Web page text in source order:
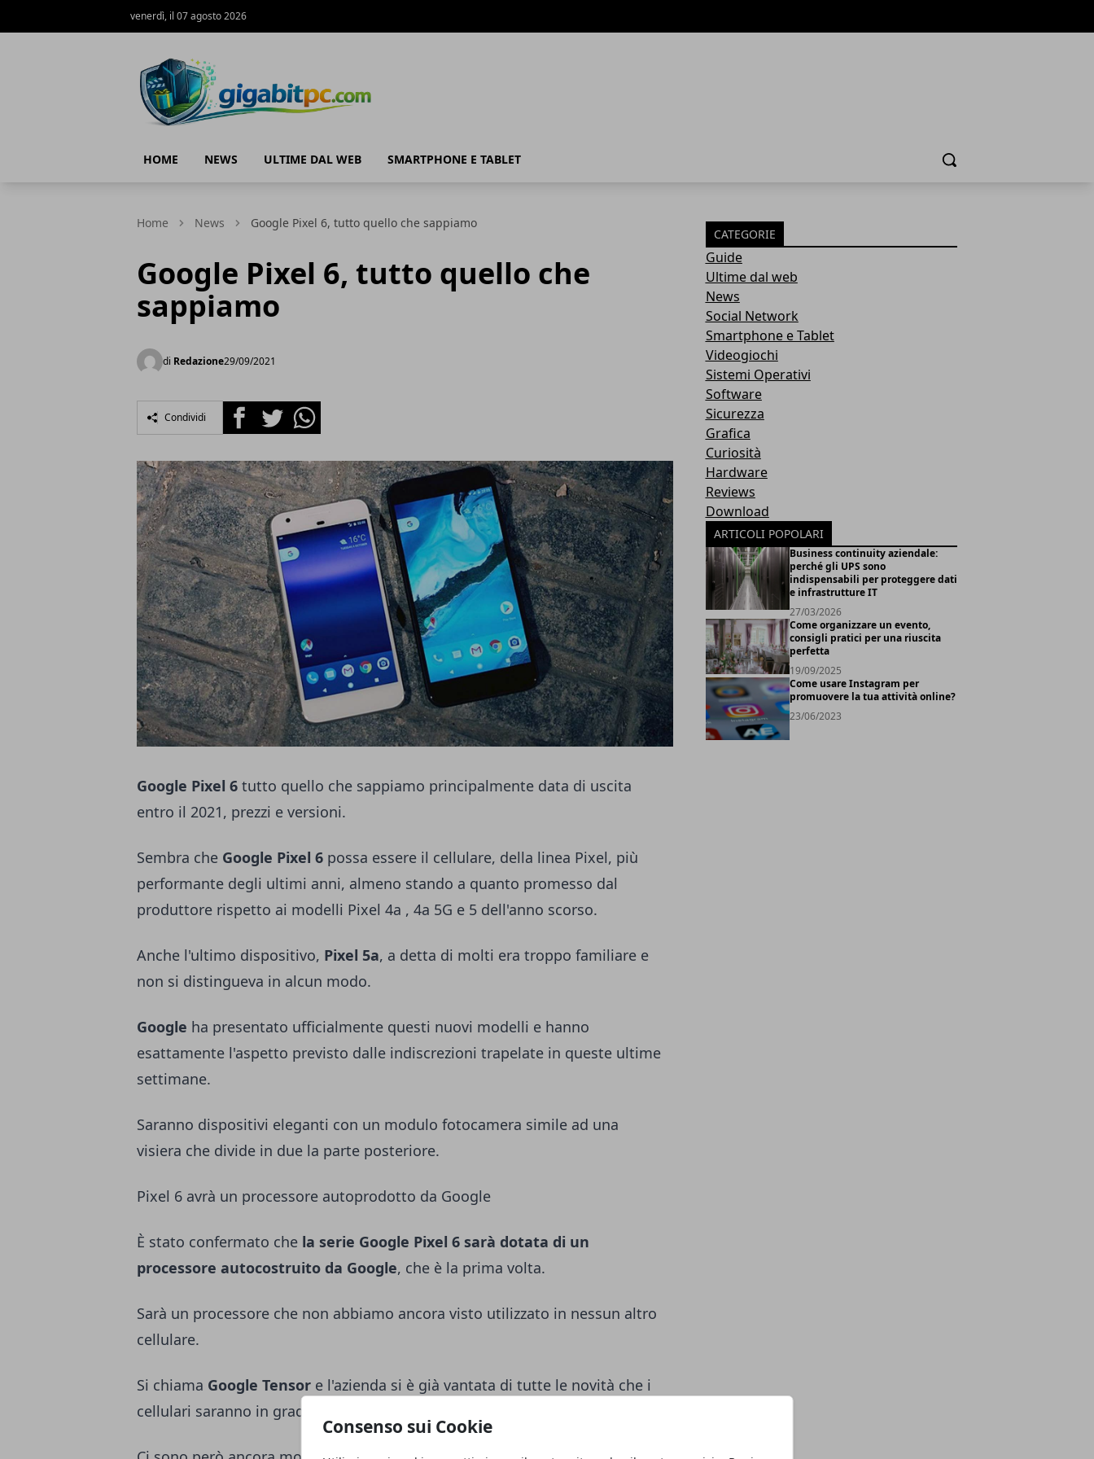
Consenso sui Cookie
venerdì, il 07 agosto 2026
HOME NEWS ULTIME DAL WEB SMARTPHONE E TABLET Cerca
Home News Google Pixel 6, tutto quello che sappiamo
Google Pixel 6, tutto quello che
sappiamo
di Redazione29/09/2021
Condividi FacebookTwitterWhatsapp
Google Pixel 6 tutto quello che sappiamo principalmente data di uscita
entro il 2021, prezzi e versioni.
Sembra che Google Pixel 6 possa essere il cellulare, della linea Pixel, più
performante degli ultimi anni, almeno stando a quanto promesso dal
produttore rispetto ai modelli Pixel 4a , 4a 5G e 5 dell'anno scorso.
Anche l'ultimo dispositivo, Pixel 5a, a detta di molti era troppo familiare e
non si distingueva in alcun modo.
Google ha presentato ufficialmente questi nuovi modelli e hanno
esattamente l'aspetto previsto dalle indiscrezioni trapelate in queste ultime
settimane.
Saranno dispositivi eleganti con un modulo fotocamera simile ad una
visiera che divide in due la parte posteriore.
Pixel 6 avrà un processore autoprodotto da Google
È stato confermato che la serie Google Pixel 6 sarà dotata di un
processore autocostruito da Google, che è la prima volta.
Sarà un processore che non abbiamo ancora visto utilizzato in nessun altro
cellulare.
Si chiama Google Tensor e l'azienda si è già vantata di tutte le novità che i
cellulari saranno in grado di fare con questo chip costruito su misura.
CATEGORIE
Guide
Ultime dal web
News
Social Network
Smartphone e Tablet
Videogiochi
Sistemi Operativi
Software
Sicurezza
Grafica
Curiosità
Hardware
Reviews
Download
ARTICOLI POPOLARI
Business continuity aziendale:
perché gli UPS sono
indispensabili per proteggere dati
e infrastrutture IT
27/03/2026
Come organizzare un evento,
consigli pratici per una riuscita
perfetta
19/09/2025
Come usare Instagram per
promuovere la tua attività online?
23/06/2023